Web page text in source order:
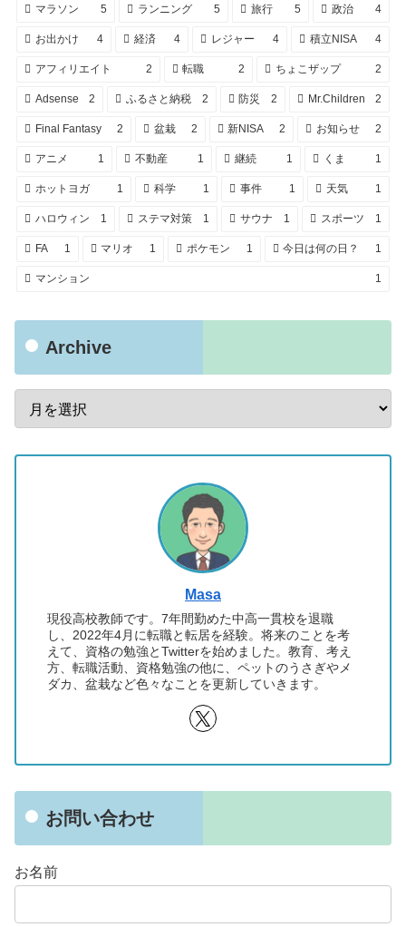
マラソン 5 ランニング 5 旅行 5 政治 4
お出かけ 4 経済 4 レジャー 4 積立NISA 4
アフィリエイト 2 転職 2 ちょこザップ 2
Adsense 2 ふるさと納税 2 防災 2 Mr.Children 2
Final Fantasy 2 盆栽 2 新NISA 2 お知らせ 2
アニメ 1 不動産 1 継続 1 くま 1
ホットヨガ 1 科学 1 事件 1 天気 1
ハロウィン 1 ステマ対策 1 サウナ 1 スポーツ 1
FA 1 マリオ 1 ポケモン 1 今日は何の日？ 1
マンション 1
Archive
Masa
現役高校教師です。7年間勤めた中高一貫校を退職
し、2022年4月に転職と転居を経験。将来のことを考
えて、資格の勉強とTwitterを始めました。教育、考え
方、転職活動、資格勉強の他に、ペットのうさぎやメ
ダカ、盆栽など色々なことを更新していきます。
お問い合わせ
お名前